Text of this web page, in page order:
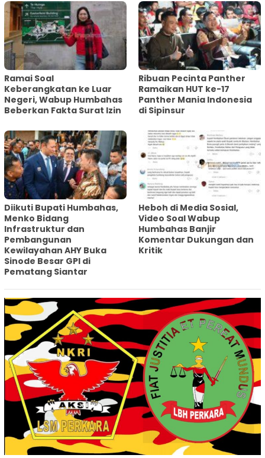
Ramai Soal
Keberangkatan ke Luar
Negeri, Wabup Humbahas
Beberkan Fakta Surat Izin
Ribuan Pecinta Panther
Ramaikan HUT ke-17
Panther Mania Indonesia
di Sipinsur
Diikuti Bupati Humbahas,
Menko Bidang
Infrastruktur dan
Pembangunan
Kewilayahan AHY Buka
Sinode Besar GPI di
Pematang Siantar
Heboh di Media Sosial,
Video Soal Wabup
Humbahas Banjir
Komentar Dukungan dan
Kritik